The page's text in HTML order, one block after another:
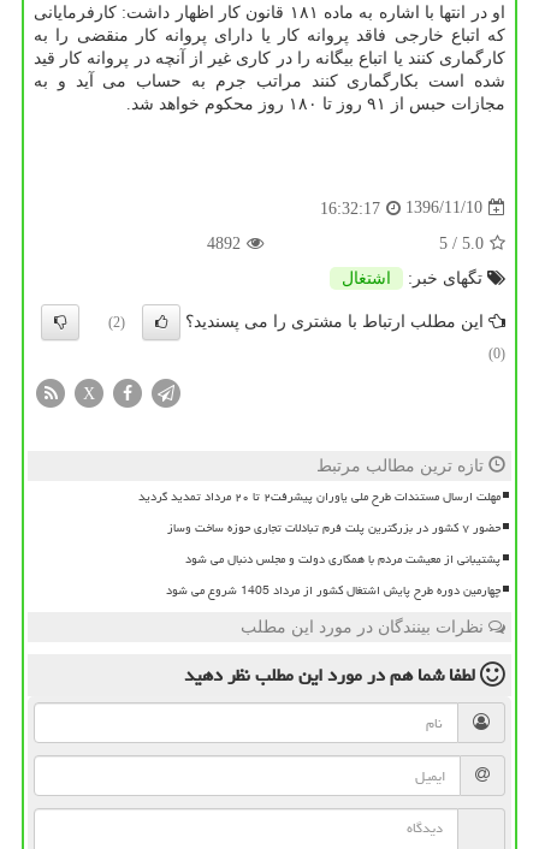
او در انتها با اشاره به ماده ۱۸۱ قانون كار اظهار داشت: كارفرمایانی
كه اتباع خارجی فاقد پروانه كار یا دارای پروانه كار منقضی را به
كارگماری كنند یا اتباع بیگانه را در كاری غیر از آنچه در پروانه كار قید
شده است بكارگماری كنند مراتب جرم به حساب می آید و به
مجازات حبس از ۹۱ روز تا ۱۸۰ روز محكوم خواهد شد.
1396/11/10
16:32:17
5.0
/ 5
4892
تگهای خبر:
اشتغال
این مطلب ارتباط با مشتری را می پسندید؟
(2)
(0)
X
تازه ترین مطالب مرتبط
مهلت ارسال مستندات طرح ملی یاوران پیشرفت۲ تا ۲۰ مرداد تمدید گردید
حضور ۷ کشور در بزرگترین پلت فرم تبادلات تجاری حوزه ساخت وساز
پشتیبانی از معیشت مردم با همکاری دولت و مجلس دنبال می شود
چهارمین دوره طرح پایش اشتغال کشور از مرداد 1405 شروع می شود
نظرات بینندگان در مورد این مطلب
لطفا شما همدر مورد این مطلبنظر دهید